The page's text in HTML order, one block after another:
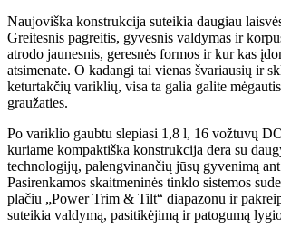
Naujoviška konstrukcija suteikia daugiau
Greitesnis pagreitis, gyvesnis valdymas ir
atrodo jaunesnis, geresnės formos ir kur kas
atsimenate. O kadangi tai vienas švariausių ir
keturtakčių variklių, visa ta galia galite
graužaties.
Po variklio gaubtu slepiasi 1,8 l, 16 vožtuvų
kuriame kompaktiška konstrukcija dera su
technologijų, palengvinančių jūsų gyvenimą
Pasirenkamos skaitmeninės tinklo sistemos
plačiu „Power Trim & Tilt“ diapazonu ir
suteikia valdymą, pasitikėjimą ir patogumą